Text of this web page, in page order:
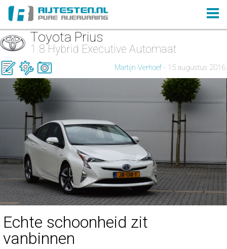
Toyota Prius
1.8 Hybrid Executive Automaat
Martijn Verhoef - 15 augustus 2016
Echte schoonheid zit
vanbinnen